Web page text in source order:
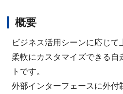
概要
ビジネス活用シーンに応じて
柔軟にカスタマイズできる自
トです。
外部インターフェースに外付